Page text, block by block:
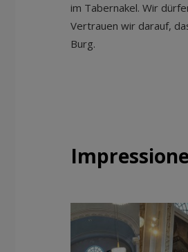
im Tabernakel. Wir
Vertrauen wir darauf,
Burg.